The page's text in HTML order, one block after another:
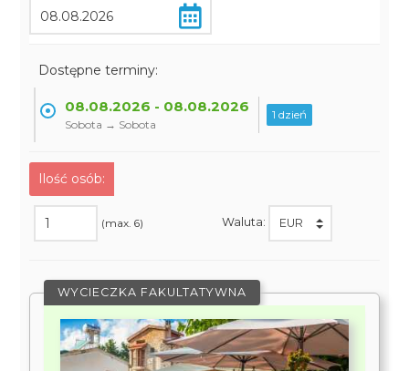
Dostępne terminy:
08.08.2026 - 08.08.2026
Sobota → Sobota
1 dzień
Ilość osób:
(max. 6) Waluta:
WYCIECZKA FAKULTATYWNA